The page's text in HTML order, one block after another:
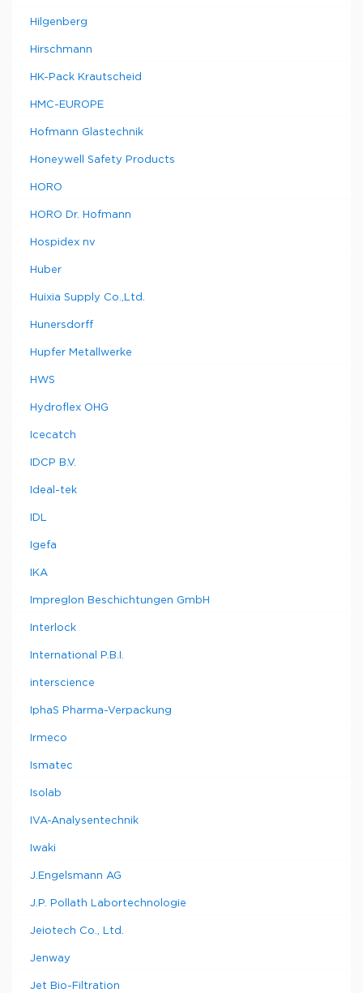
Hilgenberg
Hirschmann
HK-Pack Krautscheid
HMC-EUROPE
Hofmann Glastechnik
Honeywell Safety Products
HORO
HORO Dr. Hofmann
Hospidex nv
Huber
Huixia Supply Co.,Ltd.
Hunersdorff
Hupfer Metallwerke
HWS
Hydroflex OHG
Icecatch
IDCP B.V.
Ideal-tek
IDL
Igefa
IKA
Impreglon Beschichtungen GmbH
Interlock
International P.B.I.
interscience
IphaS Pharma-Verpackung
Irmeco
Ismatec
Isolab
IVA-Analysentechnik
Iwaki
J.Engelsmann AG
J.P. Pollath Labortechnologie
Jeiotech Co., Ltd.
Jenway
Jet Bio-Filtration